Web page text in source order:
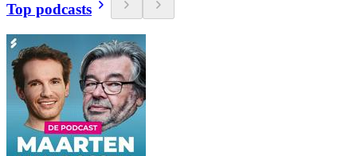
Top podcasts